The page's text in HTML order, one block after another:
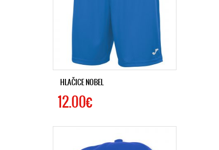
HLAČICE NOBEL
12.00€